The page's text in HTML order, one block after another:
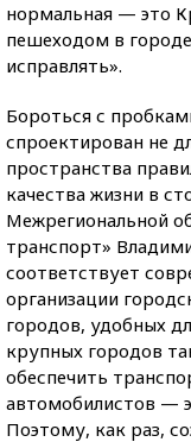
нормальная — это
пешеходом в
исправлять».
Бороться с
спроектирован не
пространства
качества жизни в
Межрегиональной
транспорт»
соответствует
организации
городов, удобных
крупных городов
обеспечить
автомобилистов —
Поэтому, как раз,